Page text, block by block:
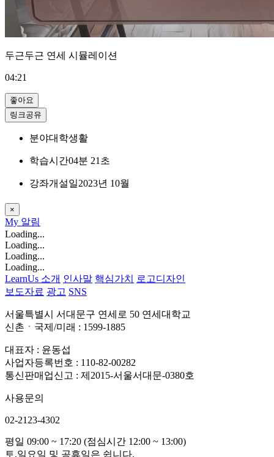
두근두근 연세 시뮬레이션
04:21
좋아요
링크공유
분야대학생활
학습시간04분 21초
강좌개설일2023년 10월
×
My 알림
Loading...
Loading...
Loading...
Loading...
LearnUs 소개 인사말 핵심가치
로고디자인
보도자료 광고 SNS
서울특별시 서대문구 연세로 50 연세대학교
신촌ㆍ국제/미래 : 1599-1885
대표자 : 윤동섭
사업자등록번호 : 110-82-00282
통신판매업신고 : 제2015-서울서대문-0380호
사용문의
02-2123-4302
평일 09:00 ~ 17:20 (점심시간 12:00 ~ 13:00)
토,일요일 및 공휴일은 쉽니다.